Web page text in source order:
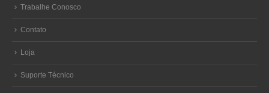
Trabalhe Conosco
Contato
Loja
Suporte Técnico